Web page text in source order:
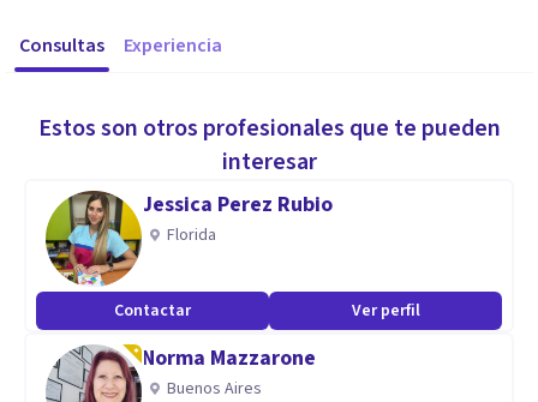
Consultas Experiencia
Estos son otros profesionales que te pueden
interesar
Jessica Perez Rubio
Florida
Contactar Ver perfil
Norma Mazzarone
Buenos Aires